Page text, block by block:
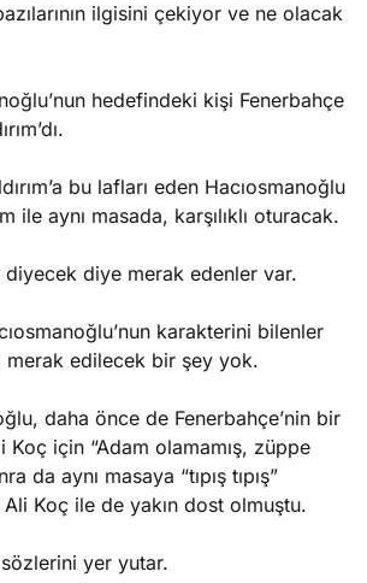
ilgisini çekiyor ve ne olacak
hedefindeki kişi Fenerbahçe
bu lafları eden Hacıosmanoğlu
ile aynı masada, karşılıklı oturacak.
diyecek diye merak edenler var.
karakterini bilenler
merak edilecek bir şey yok.
daha önce de Fenerbahçe’nin bir
Koç için “Adam olamamış, züppe
da aynı masaya “tıpış tıpış”
Koç ile de yakın dost olmuştu.
yer yutar.